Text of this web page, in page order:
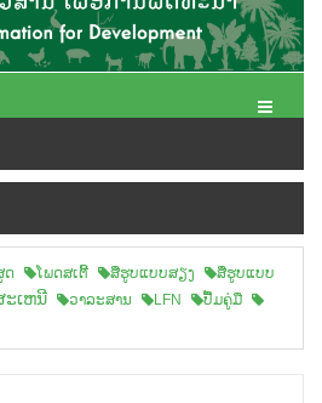
Toggle
ດ ໂພດສເຕີ້ ສືຮູບແບບສຽງ
ສື່ຮູບແບບ
ະເຫນີ ວາລະສານ LFN
ປື້ມຄູ່ມື